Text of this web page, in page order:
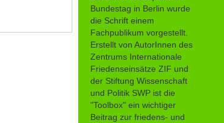
Bundestag in Berlin wurde
die Schrift einem
Fachpublikum vorgestellt.
Erstellt von AutorInnen des
Zentrums Internationale
Friedenseinsätze ZIF und
der Stiftung Wissenschaft
und Politik SWP ist die
"Toolbox" ein wichtiger
Beitrag zur friedens- und